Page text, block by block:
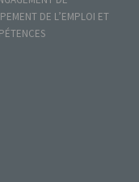
DE L’EMPLOI ET